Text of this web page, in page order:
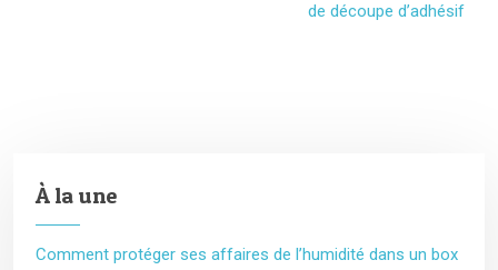
de découpe d’adhésif
À la une
Comment protéger ses affaires de l’humidité dans un box